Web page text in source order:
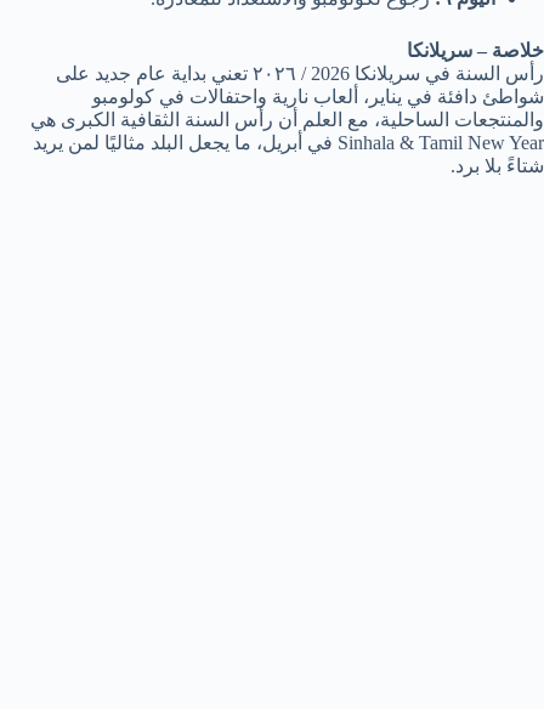
خلاصة – سريلانكا
رأس السنة في سريلانكا 2026 / ٢٠٢٦ تعني بداية عام جديد على
شواطئ دافئة في يناير، ألعاب نارية واحتفالات في كولومبو
والمنتجعات الساحلية، مع العلم أن رأس السنة الثقافية الكبرى هي
Sinhala & Tamil New Year في أبريل، ما يجعل البلد مثاليًا لمن يريد
شتاءً بلا برد.